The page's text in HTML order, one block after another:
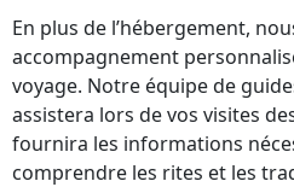
En plus de l’hébergement,
accompagnement
voyage. Notre équipe de
assistera lors de vos visites
fournira les informations
comprendre les rites et les